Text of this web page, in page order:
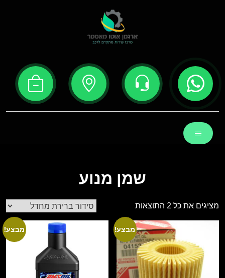
שמן מנוע
מציגים את כל ⁦2⁩ התוצאות
מבצע! מבצע!